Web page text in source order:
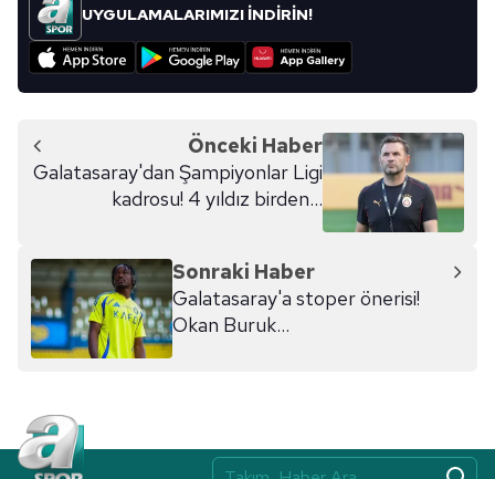
UYGULAMALARIMIZI İNDİRİN!
Önceki Haber
Galatasaray'dan Şampiyonlar Ligi
kadrosu! 4 yıldız birden...
Sonraki Haber
Galatasaray'a stoper önerisi!
Okan Buruk...